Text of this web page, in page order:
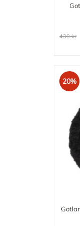
430 kr
20%